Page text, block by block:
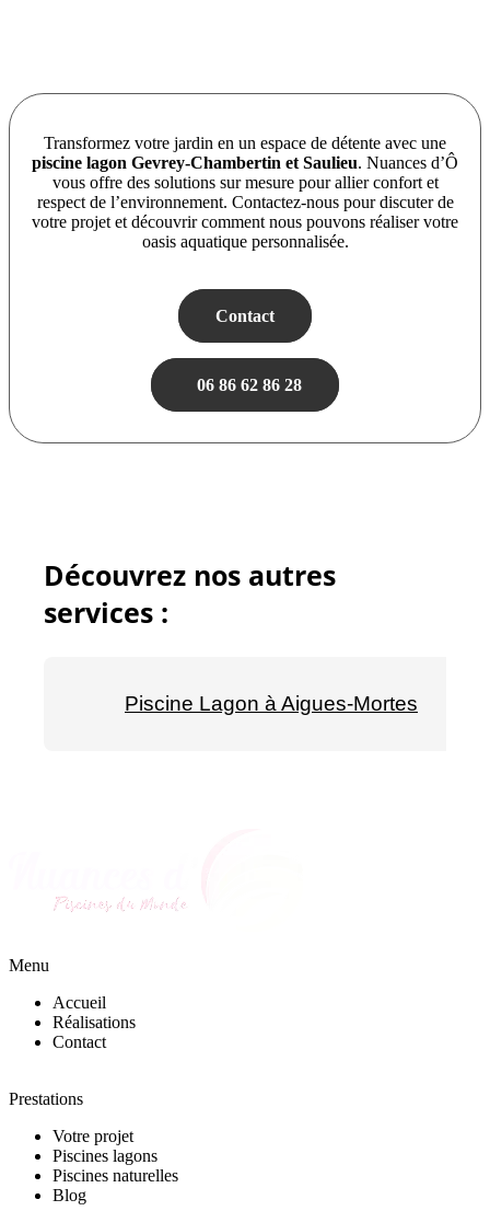
Transformez votre jardin en un espace de détente avec une
piscine lagon Gevrey-Chambertin et Saulieu. Nuances d’Ô
vous offre des solutions sur mesure pour allier confort et
respect de l’environnement. Contactez-nous pour discuter de
votre projet et découvrir comment nous pouvons réaliser votre
oasis aquatique personnalisée.
Contact
06 86 62 86 28
Découvrez nos autres
services :
Piscine Lagon à Aigues-Mortes
Menu
Accueil
Réalisations
Contact
Prestations
Votre projet
Piscines lagons
Piscines naturelles
Blog